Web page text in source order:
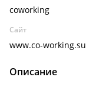
coworking
Сайт
www.co-working.su
Описание